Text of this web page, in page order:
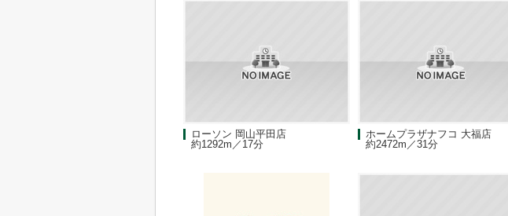
ローソン 岡山平田店
約1292m／17分
ホームプラザナフコ 大福店
約2472m／31分